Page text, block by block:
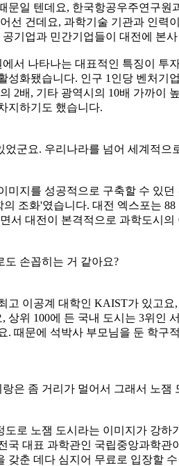
문일 텐데요, 한국항공우주연구
선 건데요, 과학기술 기관과 인
기업과 민간기업들이 대전에 본
서 나타나는 대표적인 특징이
화됐습니다. 인구 1인당 벤처
2배, 기타 광역시의 10배 가까
지하기도 했습니다.
군요. 우리나라를 넘어 세계적으
미지를 성공적으로 구축할 수 있
조화'였습니다. 대전 엑스포는
서 대전이 본격적으로 과학도시
도 손꼽히는 거 같아요?
고 이공계 대학인 KAIST가 있고
상위 100에 든 국내 도시는 3위
. 때문에 석박사 부모님을 둔 학
은 좀 거리가 멀어서 그래서 노
로 노잼 도시라는 이미지가 강
국 대표 과학관인 국립중앙과학
갖춘 데다 심지어 무료로 입장할